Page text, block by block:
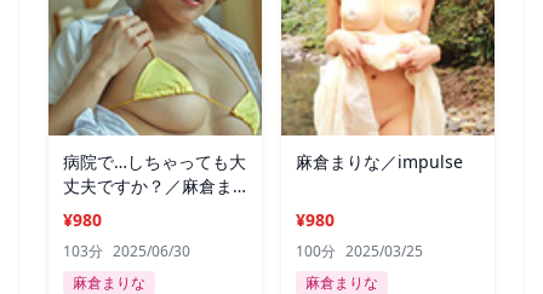
病院で…しちゃっても大
丈夫ですか？／麻倉ま
りな BD
¥980
103分 2025/06/30
麻倉まりな
麻倉まりな／impulse
¥980
100分 2025/03/25
麻倉まりな